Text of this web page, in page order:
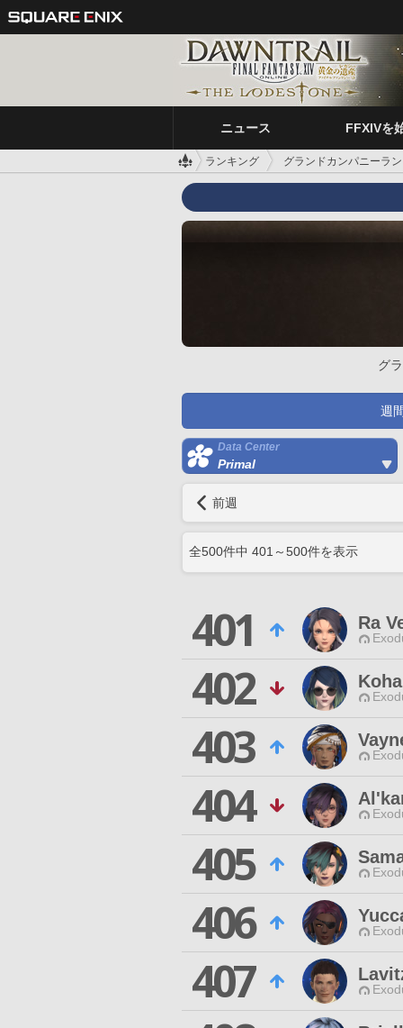
ニュース FFXIVを
ランキング グランドカンパニーラ
グ
週
Data Center
Primal
前週
全500件中 401 ～500件を表示
401 Ra
402
403
404
405
406
407